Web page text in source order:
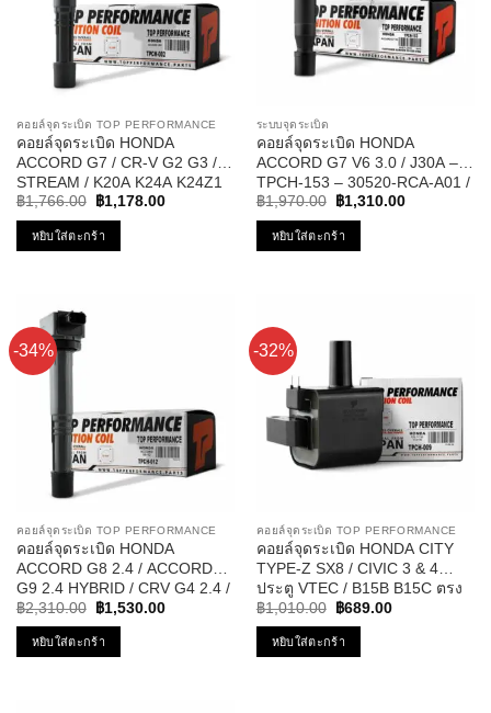
คอยล์จุดระเบิด TOP PERFORMANCE
คอยล์จุดระเบิด HONDA
ACCORD G7 / CR-V G2 G3 /
STREAM / K20A K24A K24Z1
ตรงรุ่น 100% – TPCH-002 –
TOP PERFORMANCE JAPAN
– คอยล์หัวเทียน คอยล์ไฟ ฮอนด้า
฿1,766.00
Original
was:
฿1,766.00.
฿1,178.00Current
หยิบใส่ตะกร้า
ระบบจุดระเบิด
คอยล์จุดระเบิด HONDA
ACCORD G7 V6 3.0 / J30A –
TPCH-153 – 30520-RCA-A01 /
30520-RCA-A02 / 30520-P8E-
A01 / 30520-P8E-S01
฿1,970.00
Original
was:
฿1,970.00.
฿1,310.00Current
หยิบใส่ตะกร้า
-34%
คอยล์จุดระเบิด TOP PERFORMANCE
คอยล์จุดระเบิด HONDA
ACCORD G8 2.4 / ACCORD
G9 2.4 HYBRID / CRV G4 2.4 /
CRV G5 2.4 / K24 K24Z2 ตรง
รุ่น 100% – TPCH-012 – TOP
PERFORMANCE JAPAN –
฿2,310.00
Original
price
was:
฿2,310.00.
฿1,530.00Current
หยิบใส่ตะกร้า
-32%
คอยล์จุดระเบิด TOP PERFORMANCE
คอยล์จุดระเบิด HONDA CITY
TYPE-Z SX8 / CIVIC 3 & 4
ประตู VTEC / B15B B15C ตรง
รุ่น 100% – TPCH-009 – TOP
PERFORMANCE JAPAN –
คอยล์หัวเทียน ฮอนด้า ซิตี้ ซีวิค
฿1,010.00
Original
was:
฿1,010.00.
฿689.00Current
หยิบใส่ตะกร้า